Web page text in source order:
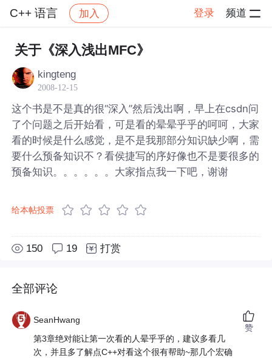
C++ 语言 加入 登录 频道
社区 C++ 语言 帖子详情
关于《深入浅出MFC》
kingteng
2008-12-15
这个书是不是真的很“深入”然后浅出啊，早上在csdn问
了个问题之后开始看，可是看的晕晕乎乎的呵呵，大家
看的时候是什么感觉，是不是我那部分知识缺少啊，需
要什么预备知识不？看侯捷写的序好像也不是要很多的
预备知识。。。。。。大家指点我一下吧，谢谢
给本帖投票
150 19 打赏
全部评论
SeanHwang
第3章绝对能让第一次看的人晕乎乎的，建议多看几
次，并且多了解点C++对看这个很有帮助~那几个宏确
赞